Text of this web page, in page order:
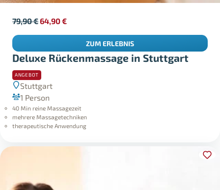
Deluxe Rückenmassage in Stuttgart
ANGEBOT
Stuttgart
1 Person
40 Min reine Massagezeit
mehrere Massagetechniken
therapeutische Anwendung
79,90€64,90€
ZUM ERLEBNIS